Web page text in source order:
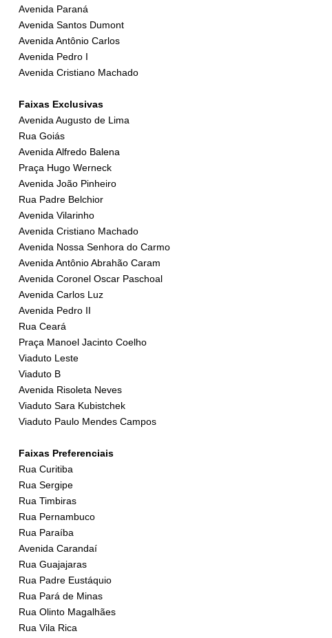
Avenida Paraná
Avenida Santos Dumont
Avenida Antônio Carlos
Avenida Pedro I
Avenida Cristiano Machado
Faixas Exclusivas
Avenida Augusto de Lima
Rua Goiás
Avenida Alfredo Balena
Praça Hugo Werneck
Avenida João Pinheiro
Rua Padre Belchior
Avenida Vilarinho
Avenida Cristiano Machado
Avenida Nossa Senhora do Carmo
Avenida Antônio Abrahão Caram
Avenida Coronel Oscar Paschoal
Avenida Carlos Luz
Avenida Pedro II
Rua Ceará
Praça Manoel Jacinto Coelho
Viaduto Leste
Viaduto B
Avenida Risoleta Neves
Viaduto Sara Kubistchek
Viaduto Paulo Mendes Campos
Faixas Preferenciais
Rua Curitiba
Rua Sergipe
Rua Timbiras
Rua Pernambuco
Rua Paraíba
Avenida Carandaí
Rua Guajajaras
Rua Padre Eustáquio
Rua Pará de Minas
Rua Olinto Magalhães
Rua Vila Rica